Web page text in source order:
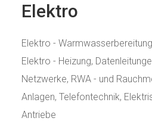
Elektro
Elektro -
Elektro - Heizung,
Netzwerke, RWA - und
Anlagen, Telefontechnik,
Antriebe